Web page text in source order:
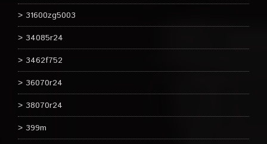
31600zg5003
34085r24
3462f752
36070r24
38070r24
399m